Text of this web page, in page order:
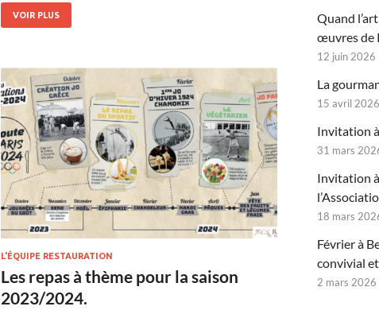
VOIR PLUS
L'ÉQUIPE RESTAURATION
Les repas à thème pour la saison
2023/2024.
Quand
œuvres de
12 juin 2026
La
15 avril 2026
Invitation
31 mars
Invitation à
18 mars
Février à
convivial
2 mars 2026